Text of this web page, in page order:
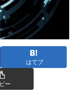
はてブ
ー